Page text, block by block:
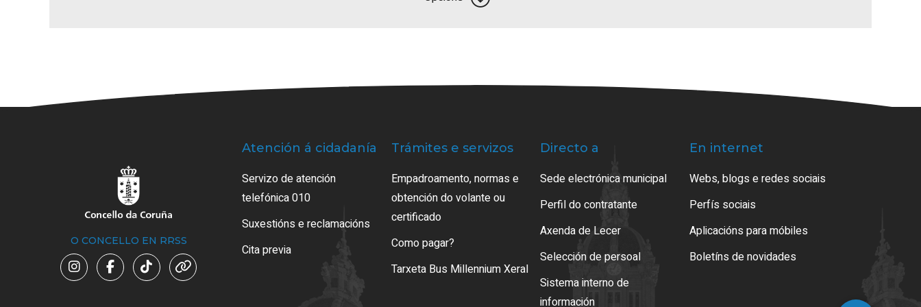
O CONCELLO EN RRSS
Atención á cidadanía
Servizo de atención
telefónica 010
Suxestións e reclamacións
Cita previa
Trámites e servizos
Empadroamento, normas e
obtención do volante ou
certificado
Como pagar?
Tarxeta Bus Millennium Xeral
Directo a
Sede electrónica municipal
Perfil do contratante
Axenda de Lecer
Selección de persoal
Sistema interno de
información
En internet
Webs, blogs e redes sociais
Perfís sociais
Aplicacións para móbiles
Boletíns de novidades